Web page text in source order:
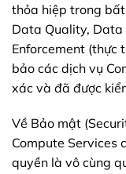
thỏa hiệp trong
Data Quality, Data
Enforcement (thực
bảo các dịch vụ
xác và đã được
Về Bảo mật
Compute Services
quyền là vô cùng